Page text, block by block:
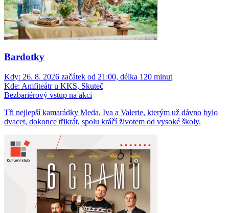
Bardotky
Kdy: 26. 8. 2026 začátek od 21:00, délka 120 minut
Kde: Amfiteátr u KKS, Skuteč
Bezbariérový vstup na akci
Tři nejlepší kamarádky Meda, Iva a Valerie, kterým už dávno bylo
dvacet, dokonce třikrát, spolu kráčí životem od vysoké školy.